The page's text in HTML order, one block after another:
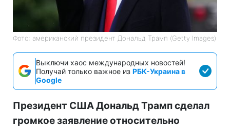
Фото: американский президент Дональд Трамп (Getty Images)
Выключи хаос международных новостей!
Получай только важное из РБК-Украина в
Google
Президент США Дональд Трамп сделал
громкое заявление относительно